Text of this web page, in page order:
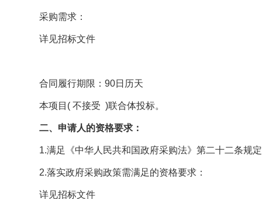
采购需求：
详见招标文件
合同履行期限：90日历天
本项目( 不接受 )联合体投标。
二、申请人的资格要求：
1.满足《中华人民共和国政府采购法》第二十二条规
2.落实政府采购政策需满足的资格要求：
详见招标文件